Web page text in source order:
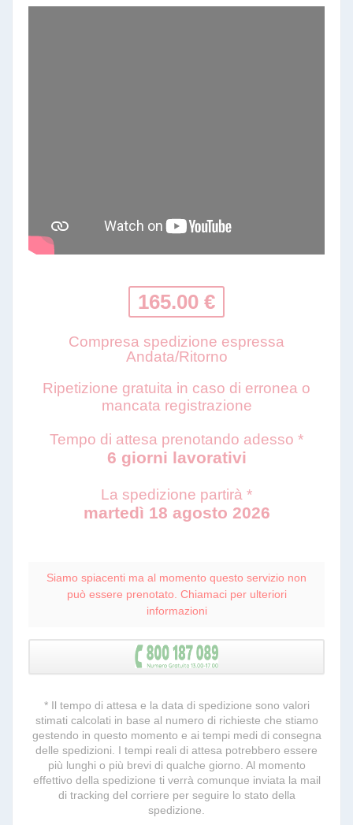
165.00 €
Compresa spedizione espressa
Andata/Ritorno
Ripetizione gratuita in caso di erronea o
mancata registrazione
Tempo di attesa prenotando adesso *
6 giorni lavorativi
La spedizione partirà *
martedì 18 agosto 2026
Siamo spiacenti ma al momento questo servizio non
può essere prenotato. Chiamaci per ulteriori
informazioni
* Il tempo di attesa e la data di spedizione sono valori
stimati calcolati in base al numero di richieste che stiamo
gestendo in questo momento e ai tempi medi di consegna
delle spedizioni. I tempi reali di attesa potrebbero essere
più lunghi o più brevi di qualche giorno. Al momento
effettivo della spedizione ti verrà comunque inviata la mail
di tracking del corriere per seguire lo stato della
spedizione.